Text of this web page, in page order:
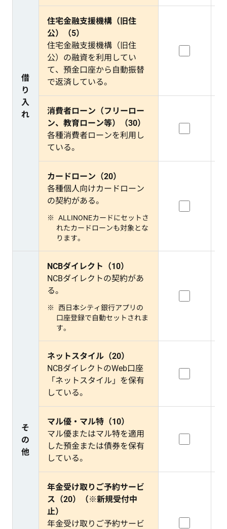
借
り
入
れ
住宅金融支援機構（旧住
公）（5）
住宅金融支援機構（旧住
公）の融資を利用してい
て、預金口座から自動振替
で返済している。
消費者ローン（フリーロー
ン、教育ローン等）（30）
各種消費者ローンを利用し
ている。
カードローン（20）
各種個人向けカードローン
の契約がある。
ALLINONEカードにセットさ
れたカードローンも対象とな
ります。
そ
の
他
NCBダイレクト（10）
NCBダイレクトの契約があ
る。
西日本シティ銀行アプリの
口座登録で自動セットされま
す。
ネットスタイル（20）
NCBダイレクトのWeb口座
「ネットスタイル」を保有
している。
マル優・マル特（10）
マル優またはマル特を適用
した預金または債券を保有
している。
年金受け取りご予約サービ
ス（20）（※新規受付中
止）
年金受け取りご予約サービ